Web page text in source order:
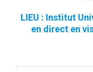
LIEU : Institut
en direct en